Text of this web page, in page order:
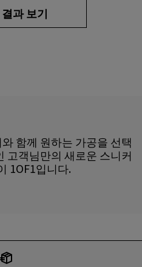
과 보기
함께 원하는 가공을 선택
고객님만의 새로운 스니커
1OF1입니다.